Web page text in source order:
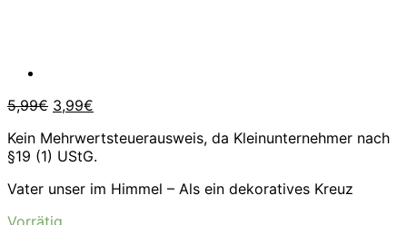
5,99€ Ursprünglicher
war:
5,99€
3,99€
ist:
3,99€.
Kein Mehrwertsteuerausweis, da Kleinunternehmer nach
§19 (1) UStG.
Vater unser im Himmel – Als ein dekoratives Kreuz
Vorrätig